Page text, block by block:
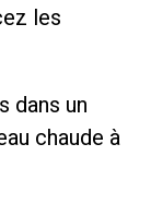
les
dans un
chaude à